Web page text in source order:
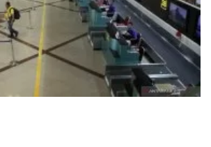
Bandara Juanda alami